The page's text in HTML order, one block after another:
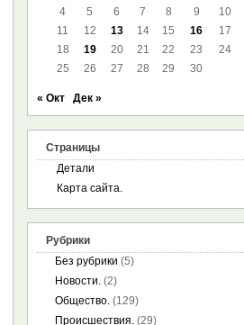
4
5 6 7 8 9
10
11
12 13 14 15 16
17
18
19 20 21 22 23
24
25
26 27 28 29 30
« Окт Дек »
Страницы
Детали
Карта сайта.
Рубрики
Без рубрики (5)
Новости. (2)
Общество. (129)
Происшествия. (29)